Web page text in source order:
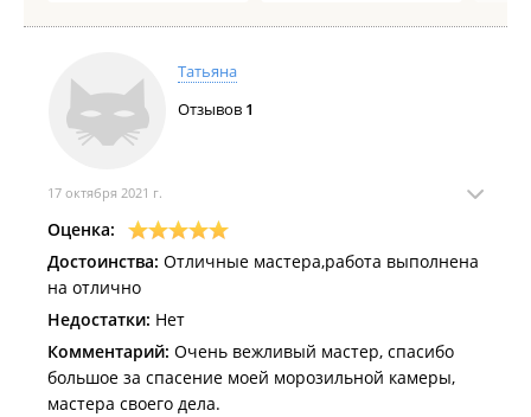
Татьяна
Отзывов 1
17 октября 2021 г.
Оценка:
Достоинства: Отличные мастера,работа выполнена
на отлично
Недостатки: Нет
Комментарий: Очень вежливый мастер, спасибо
большое за спасение моей морозильной камеры,
мастера своего дела.